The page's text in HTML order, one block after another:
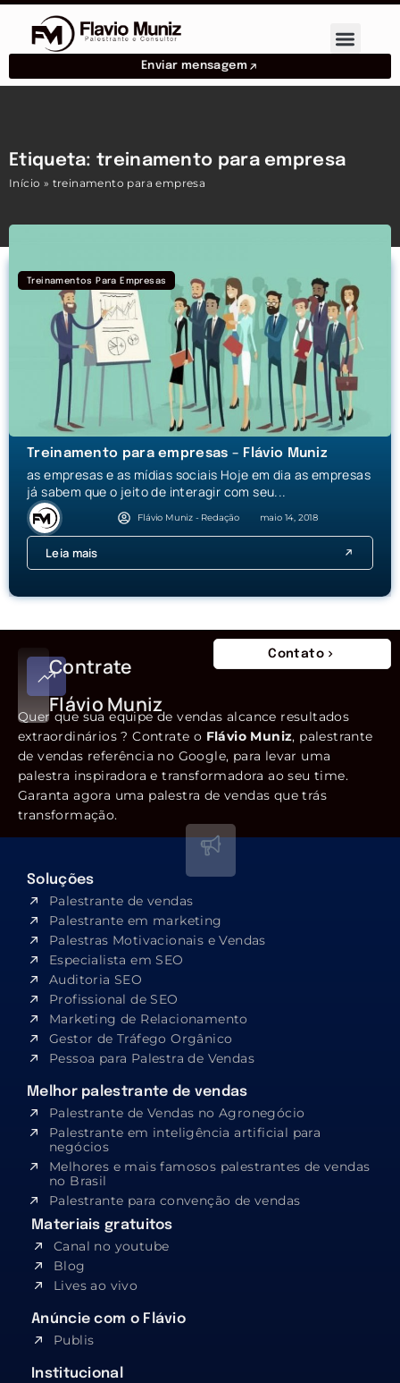
Enviar mensagem
Etiqueta: treinamento para empresa
Início » treinamento para empresa
Treinamentos Para Empresas
Treinamento para empresas – Flávio Muniz
as empresas e as mídias sociais Hoje em dia as empresas
já sabem que o jeito de interagir com seu...
Flávio Muniz - Redação maio 14, 2018
Leia mais
Contrate
Flávio Muniz
Contato
Quer que sua equipe de vendas alcance resultados
extraordinários ? Contrate o Flávio Muniz, palestrante
de vendas referência no Google, para levar uma
palestra inspiradora e transformadora ao seu time.
Garanta agora uma palestra de vendas que trás
transformação.
Soluções
Palestrante de vendas
Palestrante em marketing
Palestras Motivacionais e Vendas
Especialista em SEO​
Auditoria SEO
Profissional de SEO
Marketing de Relacionamento
Gestor de Tráfego Orgânico
Pessoa para Palestra de Vendas
Melhor palestrante de vendas
Palestrante de Vendas no Agronegócio
Palestrante em inteligência artificial para
negócios
Melhores e mais famosos palestrantes de vendas
no Brasil
Palestrante para convenção de vendas
Materiais gratuitos
Canal no youtube
Blog
Lives ao vivo
Anúncie com o Flávio
Publis
Institucional